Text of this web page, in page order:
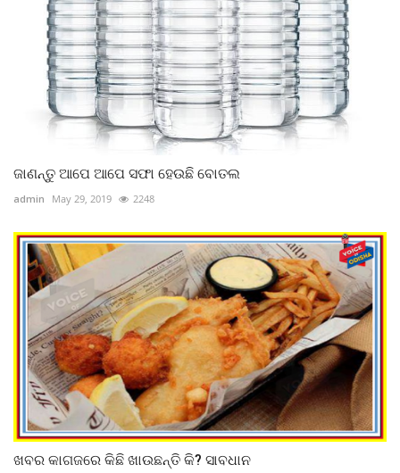
ଜାଣନ୍ତୁ ଆପେ ଆପେ ସଫା ହେଉଛି ବୋତଲ
admin May 29, 2019 2248
ଖବର କାଗଜରେ କିଛି ଖାଉଛନ୍ତି କି? ସାବଧାନ